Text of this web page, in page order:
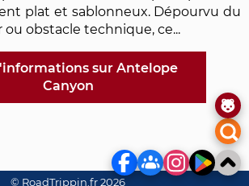
plat et sablonneux. Dépourvu du
ou obstacle technique, ce...
sur Antelope
Canyon
© RoadTrippin.fr 2026